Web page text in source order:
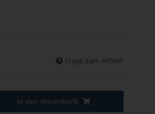
Frage zum Artikel
In den Warenkorb